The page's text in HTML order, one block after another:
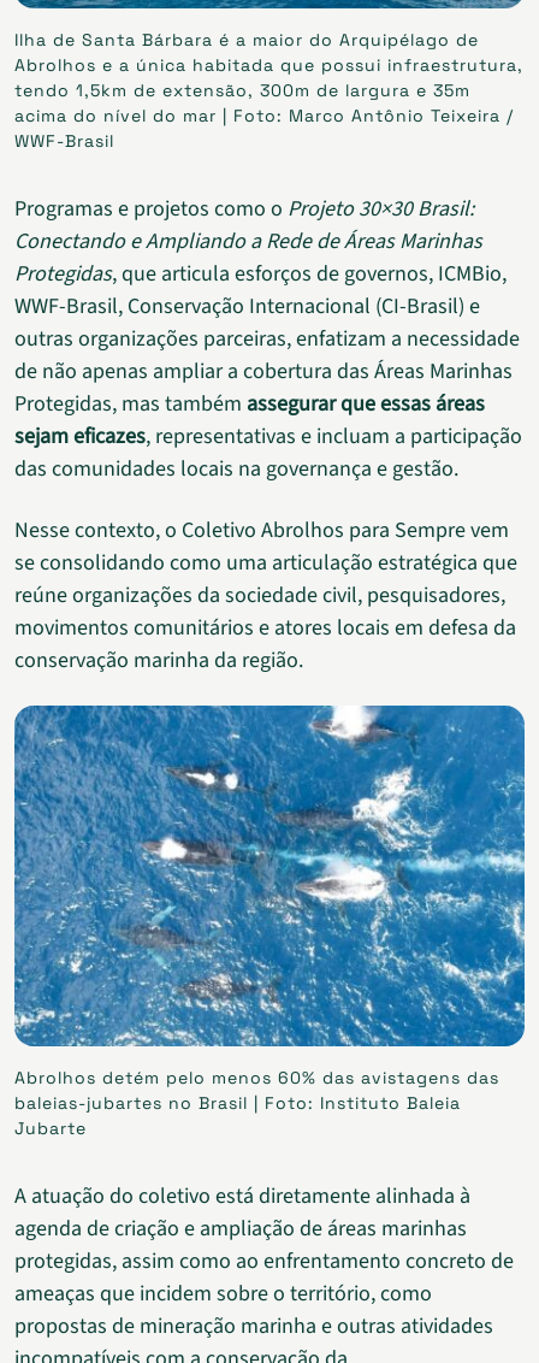
Ilha de Santa Bárbara é a maior do Arquipélago de
Abrolhos e a única habitada que possui infraestrutura,
tendo 1,5km de extensão, 300m de largura e 35m
acima do nível do mar | Foto: Marco Antônio Teixeira /
WWF-Brasil
Programas e projetos como o Projeto 30×30 Brasil:
Conectando e Ampliando a Rede de Áreas Marinhas
Protegidas, que articula esforços de governos, ICMBio,
WWF-Brasil, Conservação Internacional (CI-Brasil) e
outras organizações parceiras, enfatizam a necessidade
de não apenas ampliar a cobertura das Áreas Marinhas
Protegidas, mas também assegurar que essas áreas
sejam eficazes, representativas e incluam a participação
das comunidades locais na governança e gestão.
Nesse contexto, o Coletivo Abrolhos para Sempre vem
se consolidando como uma articulação estratégica que
reúne organizações da sociedade civil, pesquisadores,
movimentos comunitários e atores locais em defesa da
conservação marinha da região.
Abrolhos detém pelo menos 60% das avistagens das
baleias-jubartes no Brasil | Foto: Instituto Baleia
Jubarte
A atuação do coletivo está diretamente alinhada à
agenda de criação e ampliação de áreas marinhas
protegidas, assim como ao enfrentamento concreto de
ameaças que incidem sobre o território, como
propostas de mineração marinha e outras atividades